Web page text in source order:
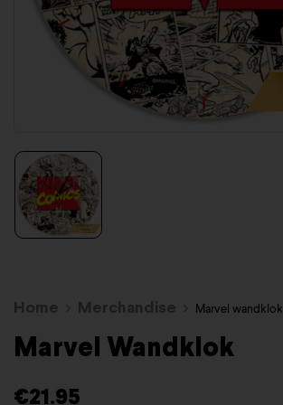
Home Merchandise Marvel wandklok
Marvel Wandklok
€21.95